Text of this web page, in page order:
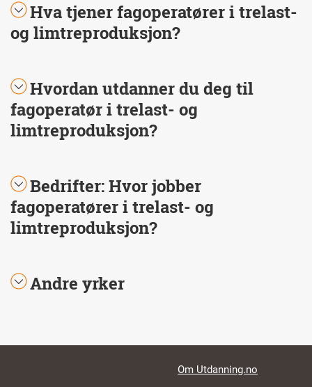
Hva tjener fagoperatører i trelast-
og limtreproduksjon?
Hvordan utdanner du deg til
fagoperatør i trelast- og
limtreproduksjon?
Bedrifter: Hvor jobber
fagoperatører i trelast- og
limtreproduksjon?
Andre yrker
Footer links
Om Utdanning.no